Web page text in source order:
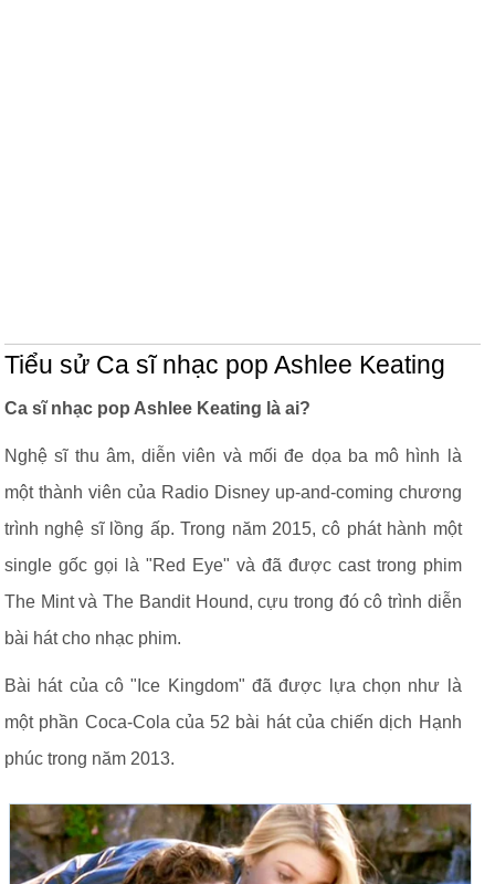
Tiểu sử Ca sĩ nhạc pop Ashlee Keating
Ca sĩ nhạc pop Ashlee Keating là ai?
Nghệ sĩ thu âm, diễn viên và mối đe dọa ba mô hình là
một thành viên của Radio Disney up-and-coming chương
trình nghệ sĩ lồng ấp. Trong năm 2015, cô phát hành một
single gốc gọi là "Red Eye" và đã được cast trong phim
The Mint và The Bandit Hound, cựu trong đó cô trình diễn
bài hát cho nhạc phim.
Bài hát của cô "Ice Kingdom" đã được lựa chọn như là
một phần Coca-Cola của 52 bài hát của chiến dịch Hạnh
phúc trong năm 2013.